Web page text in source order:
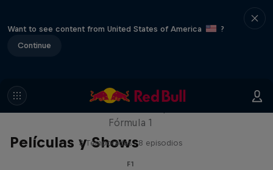
Want to see content from United States of America
?
Continue
Películas y Shows
Red Bull Racing Road Trips
Fórmula 1
3 Temporadas · 8 episodios
F1